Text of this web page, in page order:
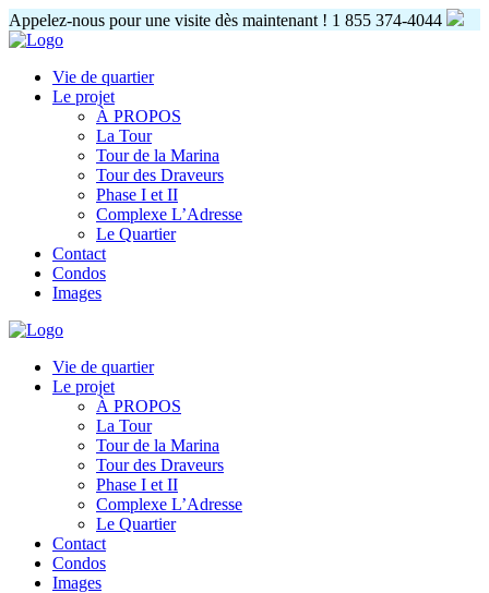
Appelez-nous pour une visite dès maintenant ! 1 855 374-4044
Vie de quartier
Le projet
À PROPOS
La Tour
Tour de la Marina
Tour des Draveurs
Phase I et II
Complexe L’Adresse
Le Quartier
Contact
Condos
Images
Vie de quartier
Le projet
À PROPOS
La Tour
Tour de la Marina
Tour des Draveurs
Phase I et II
Complexe L’Adresse
Le Quartier
Contact
Condos
Images